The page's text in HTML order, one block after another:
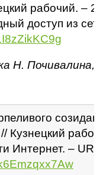
рабочий. –
доступ из
Н. Почивалина,
Кузнецкий
Интернет. – URL